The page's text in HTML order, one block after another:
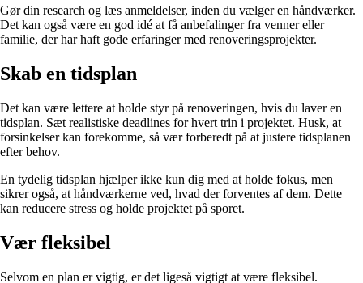
Gør din research og læs anmeldelser, inden du vælger en håndværker.
Det kan også være en god idé at få anbefalinger fra venner eller
familie, der har haft gode erfaringer med renoveringsprojekter.
Skab en tidsplan
Det kan være lettere at holde styr på renoveringen, hvis du laver en
tidsplan. Sæt realistiske deadlines for hvert trin i projektet. Husk, at
forsinkelser kan forekomme, så vær forberedt på at justere tidsplanen
efter behov.
En tydelig tidsplan hjælper ikke kun dig med at holde fokus, men
sikrer også, at håndværkerne ved, hvad der forventes af dem. Dette
kan reducere stress og holde projektet på sporet.
Vær fleksibel
Selvom en plan er vigtig, er det ligeså vigtigt at være fleksibel.